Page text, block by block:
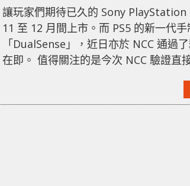
讓玩家們期待已久的 Sony PlayStation
11 至 12 月間上市。而 PS5 的新一代手
「DualSense」，近日亦於 NCC 通過
在即。 值得關注的是今次 NCC 驗證直接公開了
NCC 照片中可見，除了早前公佈過的黑
還將會提供黑色版 DualSense，有玩家